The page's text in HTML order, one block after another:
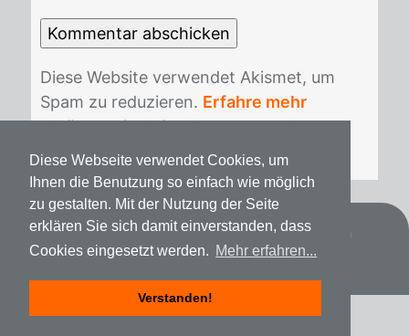
Diese Webseite verwendet Cookies, um
Ihnen die Benutzung so einfach wie möglich
zu gestalten. Mit der Nutzung der Seite
erklären Sie sich damit einverstanden, dass
Cookies eingesetzt werden. Mehr erfahren...
Verstanden!
Die­se Web­site ver­wen­det Akis­met, um
Spam zu re­du­zie­ren. Erfahre mehr
darüber, wie deine Kommentardaten
verarbeitet werden
Datenschutz Impressum Spenden